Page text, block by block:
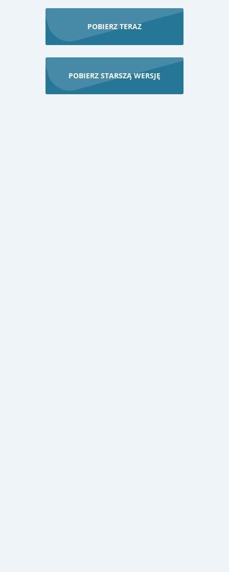
POBIERZ TERAZ
POBIERZ STARSZĄ WERSJĘ